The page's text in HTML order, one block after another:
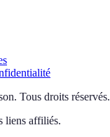
. Tous droits réservés.
liens affiliés.